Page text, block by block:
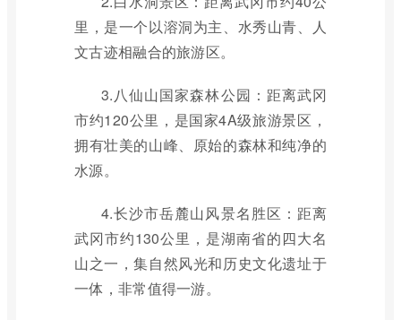
里，是一个以溶洞为主、水秀山青、人
文古迹相融合的旅游区。
3.八仙山国家森林公园：距离武冈
市约120公里，是国家4A级旅游景区，
拥有壮美的山峰、原始的森林和纯净的
水源。
4.长沙市岳麓山风景名胜区：距离
武冈市约130公里，是湖南省的四大名
山之一，集自然风光和历史文化遗址于
一体，非常值得一游。